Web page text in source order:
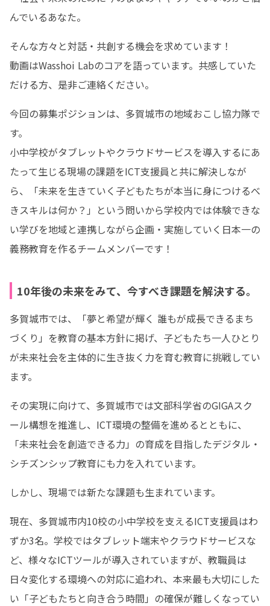
んでいるあなた。
そんな方々と対話・共創する機会を求めています！
動画はWasshoi Labのコアを語っています。共感していた
だける方、是非ご連絡ください。
今回の募集ポジションは、多賀城市の地域おこし協力隊で
す。
小中学校がタブレットやクラウドサービスを導入するにあ
たって生じる現場の課題をICT支援員と共に解決しなが
ら、「未来を生きていく子どもたちが本当に身につけるべ
きスキルは何か？」という問いから学校内では体験できな
い学びを地域と連携しながら企画・実施していく日本一の
義務教育を作るチームメンバーです！
10年後の未来をみて、今すべき課題を解決する。
多賀城市では、「夢と希望が輝く 誰もが成長できるまち
づくり」を教育の基本方針に掲げ、子どもたち一人ひとり
が未来社会を主体的に生き抜く力を育む教育に挑戦してい
ます。
その実現に向けて、多賀城市では文部科学省のGIGAスク
ール構想を推進し、ICT環境の整備を進めるとともに、
「未来社会を創造できる力」の育成を目指したデジタル・
シチズンシップ教育にも力を入れています。
しかし、現場では新たな課題も生まれています。
現在、多賀城市内10校の小中学校を支えるICT支援員はわ
ずか3名。学校ではタブレット端末やクラウドサービスな
ど、様々なICTツールが導入されていますが、教職員は
日々変化する環境への対応に追われ、本来最も大切にした
い「子どもたちと向き合う時間」の確保が難しくなってい